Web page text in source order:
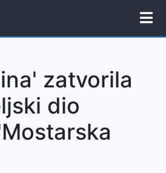
zatvorila
dio